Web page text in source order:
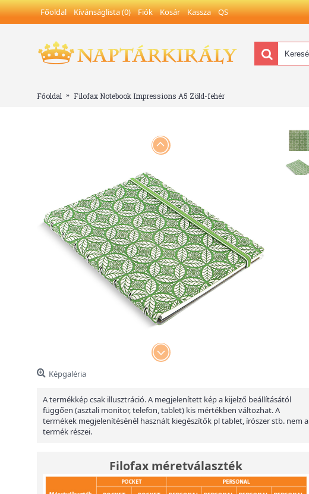
Főoldal Kívánságlista (0) Fiók Kosár Kassza QS
Főoldal Filofax Notebook Impressions A5 Zöld-fehér
Képgaléria
A termékkép csak illusztráció. A megjelenített kép a kijelző beállításától
függően (asztali monitor, telefon, tablet) kis mértékben változhat. A
termékek megjelenítésénél használt kiegészítők pl tablet, írószer stb. nem a
termék részei.
Filofax méretválaszték